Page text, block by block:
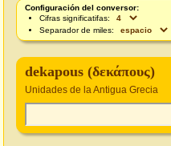
Configuración del conversor:
Cifras significatifas:
Separador de miles:
dekapous (δεκάπους)
Unidades de la Antigua Grecia